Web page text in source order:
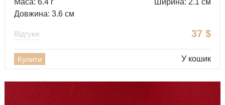
Маса: 6.4 г
Ширина: 2.1 см
Довжина: 3.6 см
37 $
Відгуки
Купити У кошик